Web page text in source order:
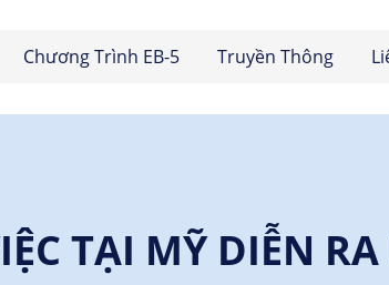
Chương Trình EB-5 Truyền Thông
TẠI MỸ DIỄN